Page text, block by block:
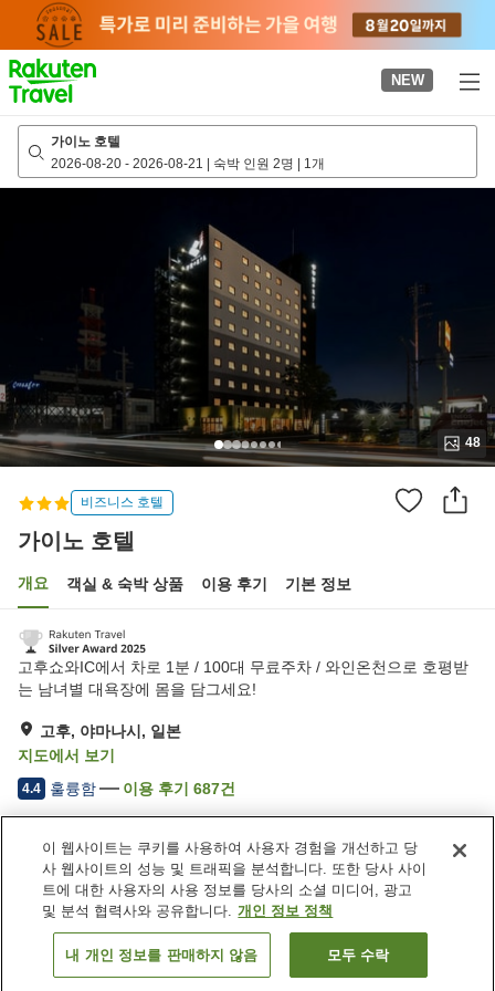
page
NEW
가이노 호텔
2026-08-20 - 2026-08-21 | 숙박 인원 2명 | 1개
48
비즈니스 호텔
가이노 호텔
개요 객실 & 숙박 상품 이용 후기 기본 정보
고후쇼와IC에서 차로 1분 / 100대 무료주차 / 와인온천으로 호평받
는 남녀별 대욕장에 몸을 담그세요!
고후, 야마나시, 일본
지도에서 보기
4.4 훌륭함 이용 후기 687건
숙소 편의 시설/서비스
주차장
사우나
스파 / 미용실
일본식 술집 코너
일본 야마나시 고후 가이노 호텔
객실 보기
이 웹사이트는 쿠키를 사용하여 사용자 경험을 개선하고 당
사 웹사이트의 성능 및 트래픽을 분석합니다. 또한 당사 사이
트에 대한 사용자의 사용 정보를 당사의 소셜 미디어, 광고
및 분석 협력사와 공유합니다. 개인 정보 정책
내 개인 정보를 판매하지 않음 모두 수락